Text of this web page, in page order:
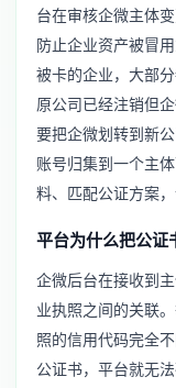
台在审核企微主体
防止企业资产被冒
被卡的企业，大部
原公司已经注销但
要把企微划转到新
账号归集到一个主
料、匹配公证方案
平台为什么把公证
企微后台在接收到
业执照之间的关联
照的信用代码完全
公证书，平台就无